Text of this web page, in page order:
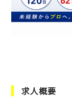
求人概要